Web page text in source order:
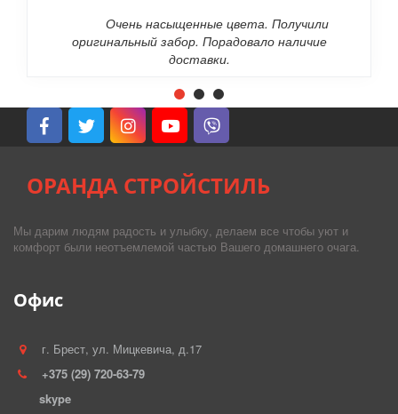
Очень насыщенные цвета. Получили
оригинальный забор. Порадовало наличие
доставки.
ОРАНДА СТРОЙСТИЛЬ
Мы дарим людям радость и улыбку, делаем все чтобы уют и
комфорт были неотъемлемой частью Вашего домашнего очага.
Офис
г. Брест, ул. Мицкевича, д.17
+375 (29) 720-63-79
skype